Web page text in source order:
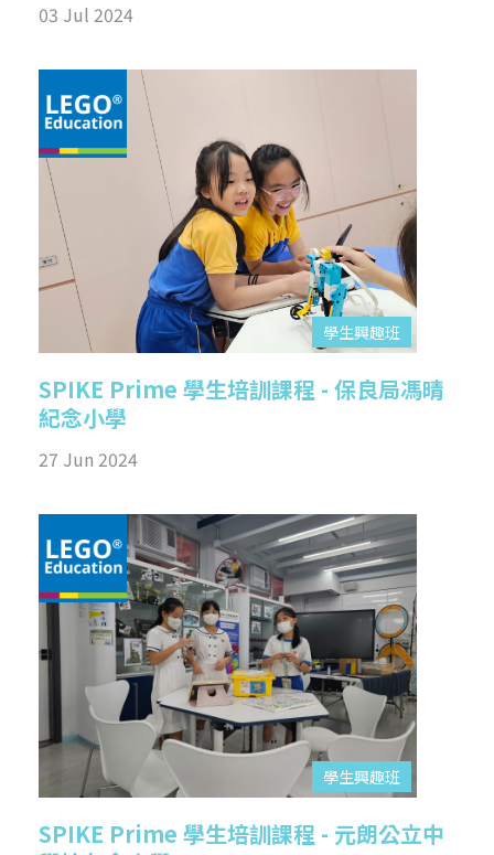
03 Jul 2024
學生興趣班
SPIKE Prime 學生培訓課程 - 保良局馮晴
紀念小學
27 Jun 2024
學生興趣班
SPIKE Prime 學生培訓課程 - 元朗公立中